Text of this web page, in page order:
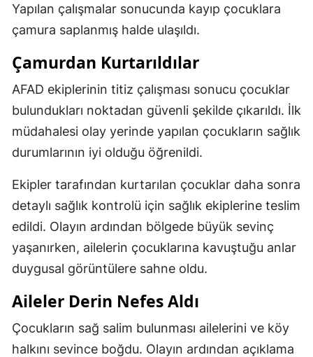
Yapılan çalışmalar sonucunda kayıp çocuklara
çamura saplanmış halde ulaşıldı.
Çamurdan Kurtarıldılar
AFAD ekiplerinin titiz çalışması sonucu çocuklar
bulundukları noktadan güvenli şekilde çıkarıldı. İlk
müdahalesi olay yerinde yapılan çocukların sağlık
durumlarının iyi olduğu öğrenildi.
Ekipler tarafından kurtarılan çocuklar daha sonra
detaylı sağlık kontrolü için sağlık ekiplerine teslim
edildi. Olayın ardından bölgede büyük sevinç
yaşanırken, ailelerin çocuklarına kavuştuğu anlar
duygusal görüntülere sahne oldu.
Aileler Derin Nefes Aldı
Çocukların sağ salim bulunması ailelerini ve köy
halkını sevince boğdu. Olayın ardından açıklama